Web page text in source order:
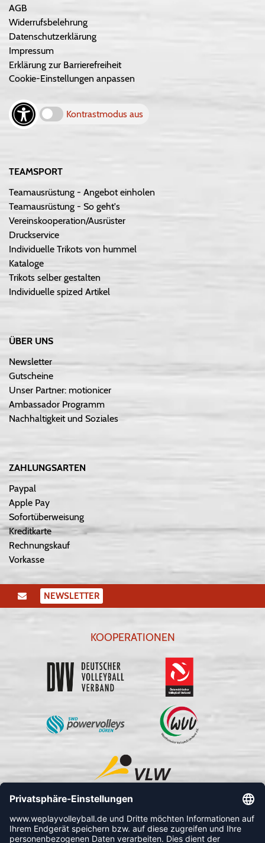
AGB
Widerrufsbelehrung
Datenschutzerklärung
Impressum
Erklärung zur Barrierefreiheit
Cookie-Einstellungen anpassen
Kontrastmodus aus
TEAMSPORT
Teamausrüstung - Angebot einholen
Teamausrüstung - So geht's
Vereinskooperation/Ausrüster
Druckservice
Individuelle Trikots von hummel
Kataloge
Trikots selber gestalten
Individuelle spized Artikel
ÜBER UNS
Newsletter
Gutscheine
Unser Partner: motionicer
Ambassador Programm
Nachhaltigkeit und Soziales
ZAHLUNGSARTEN
Paypal
Apple Pay
Sofortüberweisung
Kreditkarte
Rechnungskauf
Vorkasse
NEWSLETTER
KOOPERATIONEN
FOLLOW US